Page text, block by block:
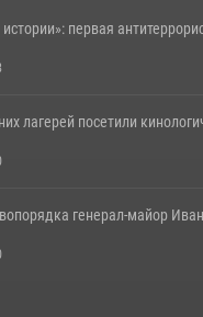
первая
лагерей посетили
генерал-майор